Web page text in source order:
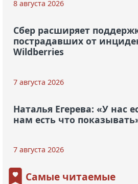
8 августа 2026
Сбер расширяет
пострадавших от
Wildberries
7 августа 2026
Наталья Егерева: «У нас
нам есть что
7 августа 2026
Самые читаемые